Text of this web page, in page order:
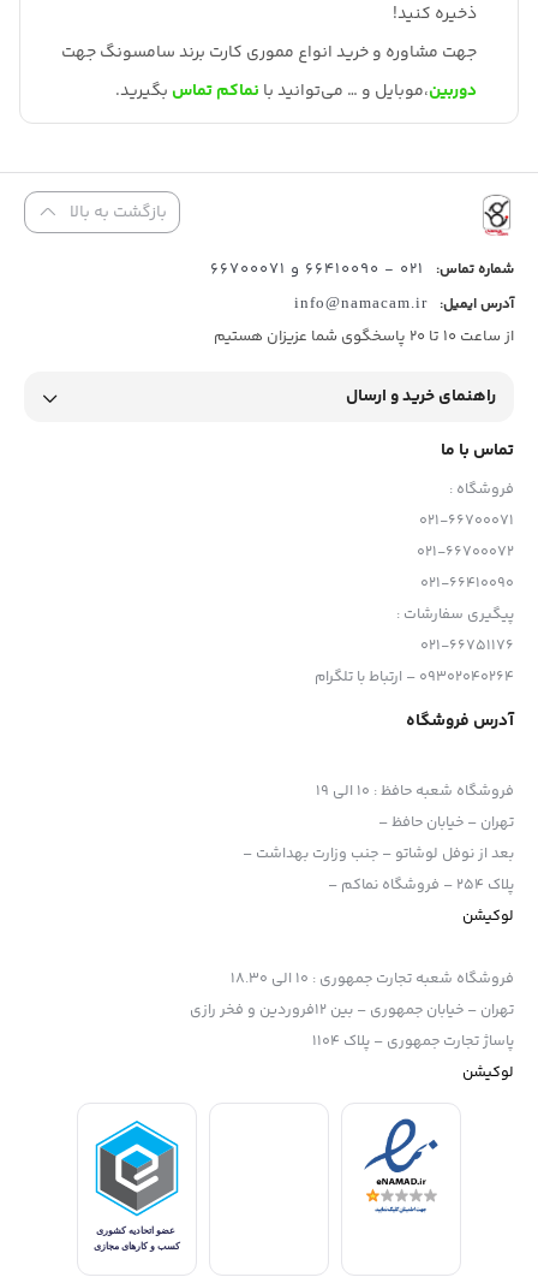
ذخیره کنید!
جهت مشاوره و خرید انواع مموری کارت برند سامسونگ جهت
دوربین،موبایل و … می‌توانید با نماکمتماس بگیرید.
بازگشت به بالا
شماره تماس: 021 - 66410090 و 66700071
آدرس ایمیل: info@namacam.ir
از ساعت 10 تا 20 پاسخگوی شما عزیزان هستیم
راهنمای خرید و ارسال
تماس با ما
فروشگاه :
021-66700071
021-66700072
021-66410090
پیگیری سفارشات :
021-66751176
09302040264 – ارتباط با تلگرام
آدرس فروشگاه
فروشگاه شعبه حافظ: 10 الی 19
تهران – خیابان حافظ –
بعد از نوفل لوشاتو – جنب وزارت بهداشت –
پلاک 254 – فروشگاه نماکم –
لوکیشن
فروشگاه شعبه تجارت جمهوری : 10 الی 18.30
تهران – خیابان جمهوری – بین 12فروردین و فخر رازی
پاساژ تجارت جمهوری – پلاک 1104
لوکیشن